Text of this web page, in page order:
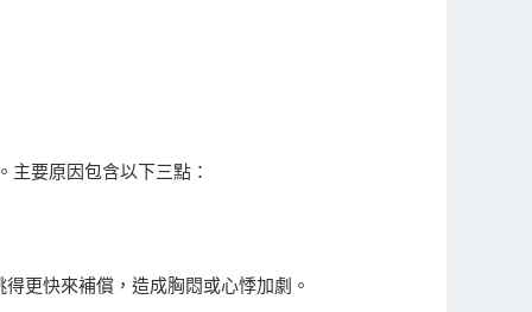
要原因包含以下三點：
更快來補償，造成胸悶或心悸加劇。